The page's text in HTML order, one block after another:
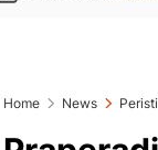
Home News